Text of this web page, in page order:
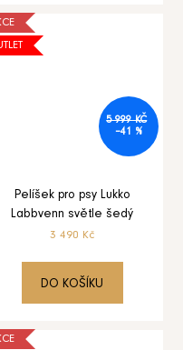
5 999 KČ
–41 %
Pelíšek pro psy Lukko
Labbvenn světle šedý
3 490 Kč
DO KOŠÍKU